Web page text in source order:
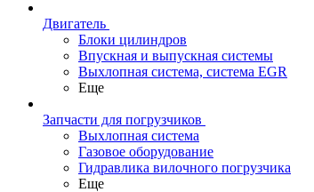
Двигатель
Блоки цилиндров
Впускная и выпускная системы
Выхлопная система, система EGR
Еще
Запчасти для погрузчиков
Выхлопная система
Газовое оборудование
Гидравлика вилочного погрузчика
Еще